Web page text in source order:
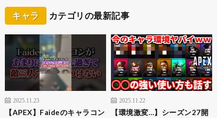
キャラ カテゴリの最新記事
2025.11.23
【APEX】Faideのキャラコン
2025.11.22
【環境激変…】シーズン27開